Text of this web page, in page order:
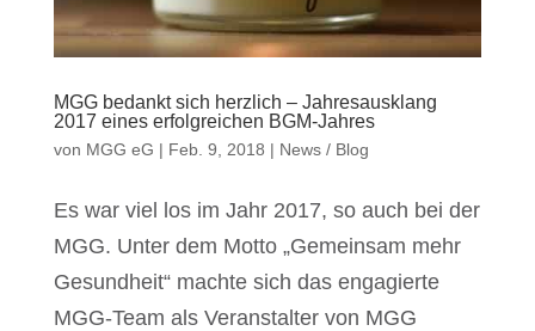
MGG bedankt sich herzlich – Jahresausklang
2017 eines erfolgreichen BGM-Jahres
von MGG eG | Feb. 9, 2018 | News / Blog
Es war viel los im Jahr 2017, so auch bei der
MGG. Unter dem Motto „Gemeinsam mehr
Gesundheit“ machte sich das engagierte
MGG-Team als Veranstalter von MGG